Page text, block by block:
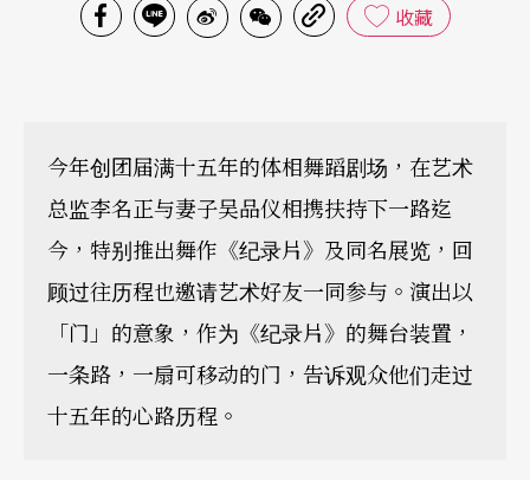
收藏
今年创团届满十五年的体相舞蹈剧场，在艺术
总监李名正与妻子吴品仪相携扶持下一路迄
今，特别推出舞作《纪录片》及同名展览，回
顾过往历程也邀请艺术好友一同参与。演出以
「门」的意象，作为《纪录片》的舞台装置，
一条路，一扇可移动的门，告诉观众他们走过
十五年的心路历程。